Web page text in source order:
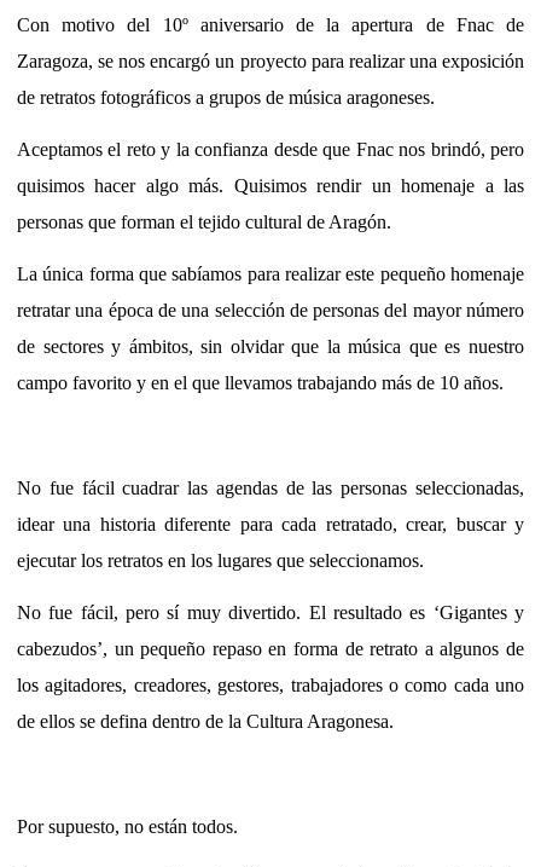
Con motivo del 10º aniversario de la apertura de Fnac de
Zaragoza, se nos encargó un proyecto para realizar una exposición
de retratos fotográficos a grupos de música aragoneses.
Aceptamos el reto y la confianza desde que Fnac nos brindó, pero
quisimos hacer algo más. Quisimos rendir un homenaje a las
personas que forman el tejido cultural de Aragón.
La única forma que sabíamos para realizar este pequeño homenaje
retratar una época de una selección de personas del mayor número
de sectores y ámbitos, sin olvidar que la música que es nuestro
campo favorito y en el que llevamos trabajando más de 10 años.
No fue fácil cuadrar las agendas de las personas seleccionadas,
idear una historia diferente para cada retratado, crear, buscar y
ejecutar los retratos en los lugares que seleccionamos.
No fue fácil, pero sí muy divertido. El resultado es ‘Gigantes y
cabezudos’, un pequeño repaso en forma de retrato a algunos de
los agitadores, creadores, gestores, trabajadores o como cada uno
de ellos se defina dentro de la Cultura Aragonesa.
Por supuesto, no están todos.